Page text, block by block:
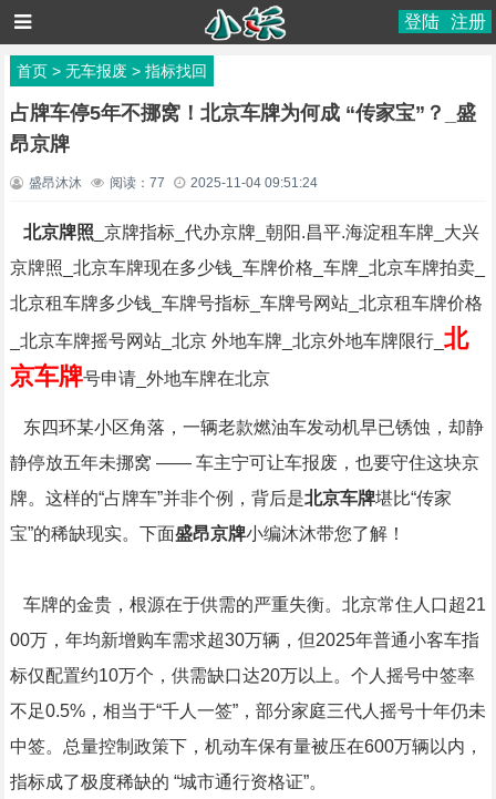
登陆 注册
首页> 无车报废 > 指标找回
占牌车停5年不挪窝！北京车牌为何成 “传家宝”？_盛
昂京牌
盛昂沐沐 阅读： 77 2025-11-04 09:51:24
北京牌照 _京牌指标_代办京牌_朝阳.昌平.海淀租车牌_大兴
京牌照_北京车牌现在多少钱_车牌价格_车牌_北京车牌拍卖_
北京租车牌多少钱_车牌号指标_车牌号网站_北京租车牌价格
_北京车牌摇号网站_北京 外地车牌_北京外地车牌限行_ 北
京车牌号申请_外地车牌在北京
东四环某小区角落，一辆老款燃油车发动机早已锈蚀，却静
静停放五年未挪窝 —— 车主宁可让车报废，也要守住这块京
牌。这样的“占牌车”并非个例，背后是北京车牌堪比“传家
宝”的稀缺现实。下面盛昂京牌小编沐沐带您了解！
车牌的金贵，根源在于供需的严重失衡。北京常住人口超21
00万，年均新增购车需求超30万辆，但2025年普通小客车指
标仅配置约10万个，供需缺口达20万以上。个人摇号中签率
不足0.5%，相当于“千人一签”，部分家庭三代人摇号十年仍未
中签。总量控制政策下，机动车保有量被压在600万辆以内，
指标成了极度稀缺的 “城市通行资格证”。